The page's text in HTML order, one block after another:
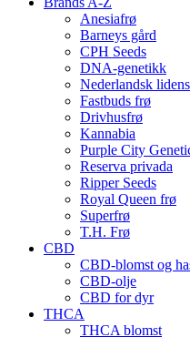
Anesiafrø
Barneys gård
CPH Seeds
DNA-genetikk
Nederlandsk
Fastbuds frø
Drivhusfrø
Kannabia
Purple City
Reserva privada
Ripper Seeds
Royal Queen frø
Superfrø
T.H. Frø
CBD
CBD-blomst og
CBD-olje
CBD for dyr
THCA
THCA blomst